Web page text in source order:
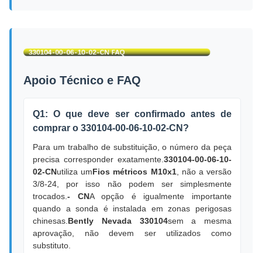
Apoio Técnico e FAQ
Q1: O que deve ser confirmado antes de
comprar o 330104-00-06-10-02-CN?
Para um trabalho de substituição, o número da peça
precisa corresponder exatamente.330104-00-06-10-
02-CNutiliza umFios métricos M10x1, não a versão
3/8-24, por isso não podem ser simplesmente
trocados.- CNA opção é igualmente importante
quando a sonda é instalada em zonas perigosas
chinesas.Bently Nevada 330104sem a mesma
aprovação, não devem ser utilizados como
substituto.